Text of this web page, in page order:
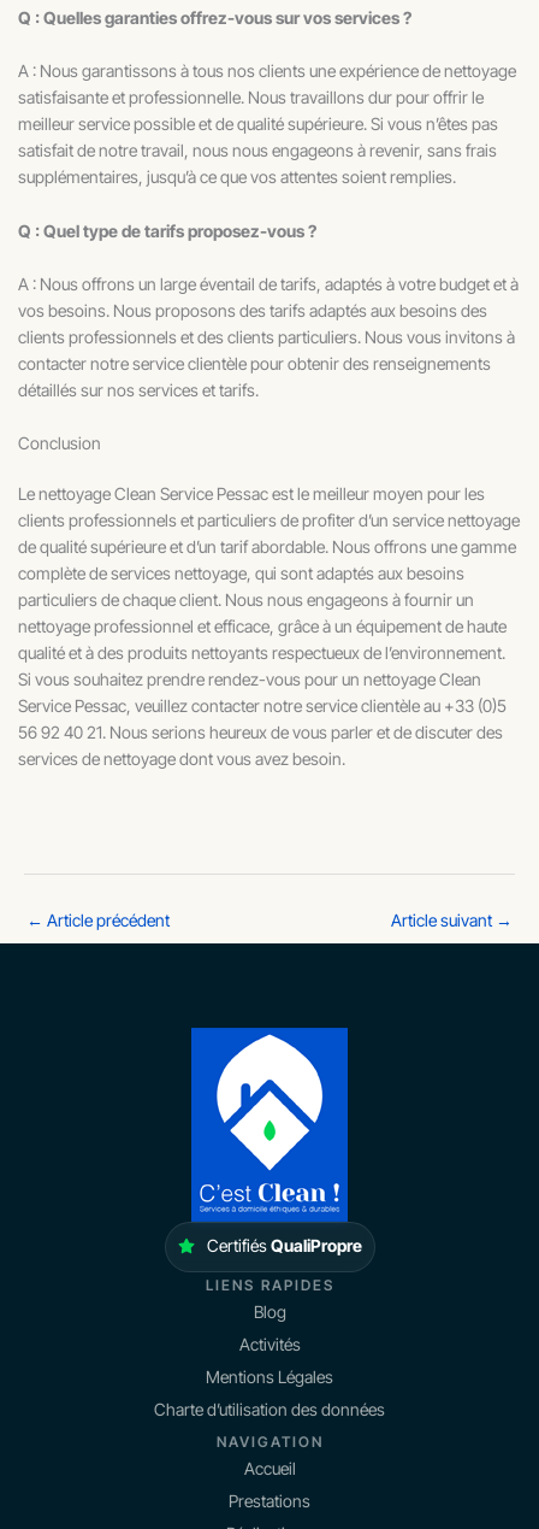
Q : Quelles garanties offrez-vous sur vos services ?
A : Nous garantissons à tous nos clients une expérience de nettoyage
satisfaisante et professionnelle. Nous travaillons dur pour offrir le
meilleur service possible et de qualité supérieure. Si vous n’êtes pas
satisfait de notre travail, nous nous engageons à revenir, sans frais
supplémentaires, jusqu’à ce que vos attentes soient remplies.
Q : Quel type de tarifs proposez-vous ?
A : Nous offrons un large éventail de tarifs, adaptés à votre budget et à
vos besoins. Nous proposons des tarifs adaptés aux besoins des
clients professionnels et des clients particuliers. Nous vous invitons à
contacter notre service clientèle pour obtenir des renseignements
détaillés sur nos services et tarifs.
Conclusion
Le nettoyage Clean Service Pessac est le meilleur moyen pour les
clients professionnels et particuliers de profiter d’un service nettoyage
de qualité supérieure et d’un tarif abordable. Nous offrons une gamme
complète de services nettoyage, qui sont adaptés aux besoins
particuliers de chaque client. Nous nous engageons à fournir un
nettoyage professionnel et efficace, grâce à un équipement de haute
qualité et à des produits nettoyants respectueux de l’environnement.
Si vous souhaitez prendre rendez-vous pour un nettoyage Clean
Service Pessac, veuillez contacter notre service clientèle au +33 (0)5
56 92 40 21. Nous serions heureux de vous parler et de discuter des
services de nettoyage dont vous avez besoin.
← Article précédent Article suivant →
CertifiésQualiPropre
LIENS RAPIDES
Blog
Activités
Mentions Légales
Charte d’utilisation des données
NAVIGATION
Accueil
Prestations